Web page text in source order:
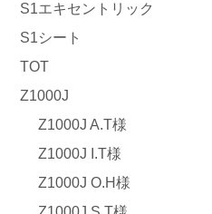
S1エキセントリック
S1シート
TOT
Z1000J
Z1000J A.T様
Z1000J I.T様
Z1000J O.H様